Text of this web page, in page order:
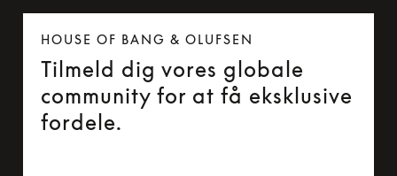
HOUSE OF BANG & OLUFSEN
Tilmeld dig vores globale
community for at få eksklusive
fordele.